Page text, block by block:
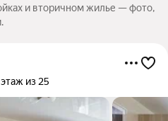
и вторичном жилье — фото,
этаж из 25